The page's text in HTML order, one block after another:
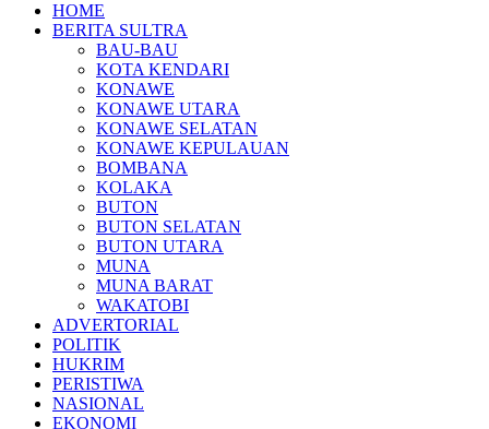
HOME
BERITA SULTRA
BAU-BAU
KOTA KENDARI
KONAWE
KONAWE UTARA
KONAWE SELATAN
KONAWE KEPULAUAN
BOMBANA
KOLAKA
BUTON
BUTON SELATAN
BUTON UTARA
MUNA
MUNA BARAT
WAKATOBI
ADVERTORIAL
POLITIK
HUKRIM
PERISTIWA
NASIONAL
EKONOMI